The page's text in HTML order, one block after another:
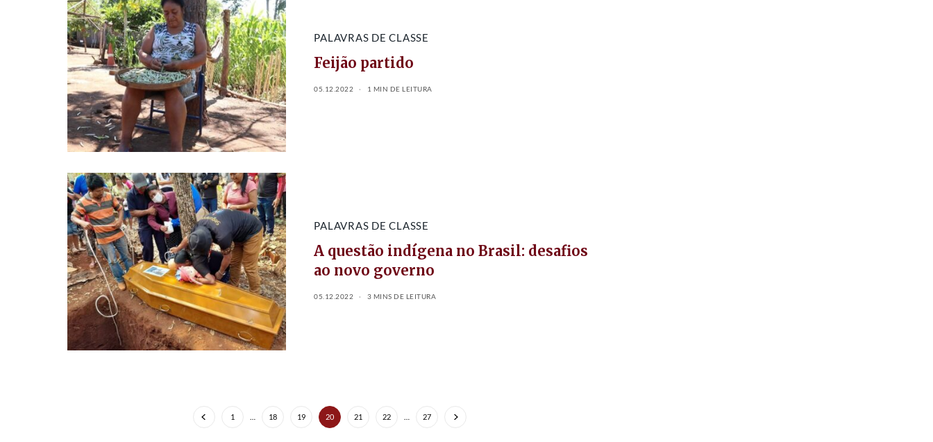
PALAVRAS DE CLASSE
Feijão partido
05.12.2022 1 MIN DE LEITURA
PALAVRAS DE CLASSE
A questão indígena no Brasil: desafios
ao novo governo
05.12.2022 3 MINS DE LEITURA
1 18 19 20 21 22 27